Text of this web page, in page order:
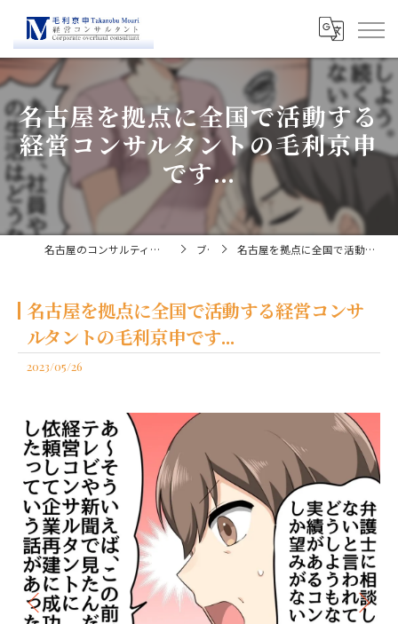
名古屋を拠点に全国で活動する
経営コンサルタントの毛利京申
です...
名古屋のコンサルティングなら経営コンサルタント毛利京申 ブログ 名古屋を拠点に全国で活動する経営コンサルタントの毛利京申です...
名古屋を拠点に全国で活動する経営コンサ
ルタントの毛利京申です...
2023/05/26